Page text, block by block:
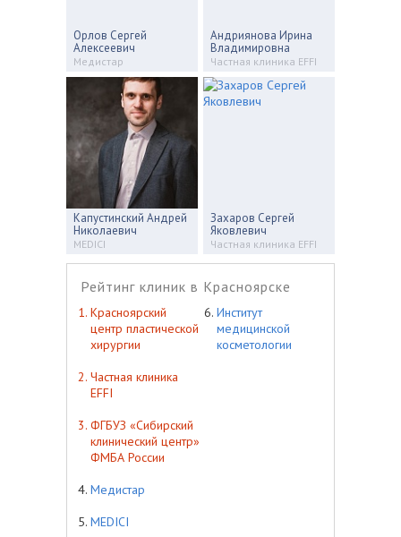
Орлов Сергей
Алексеевич
Медистар
Андриянова Ирина
Владимировна
Частная клиника EFFI
Капустинский Андрей
Николаевич
MEDICI
Захаров Сергей
Яковлевич
Частная клиника EFFI
Рейтинг клиник в Красноярске
Красноярский
центр пластической
хирургии
Частная клиника
EFFI
ФГБУЗ «Сибирский
клинический центр»
ФМБА России
Медистар
MEDICI
Институт
медицинской
косметологии